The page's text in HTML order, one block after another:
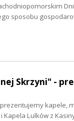
sposobu
Skrzyni" -
kapele,
Kapela Lulków z